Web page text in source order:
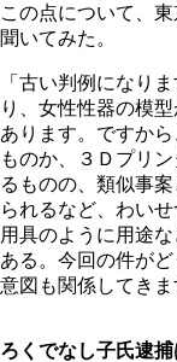
この点について、
聞いてみた。
「古い判例になり
り、女性性器の模
あります。ですか
ものか、３Ｄプリ
るものの、類似事
られるなど、わい
用具のように用途
ある。今回の件が
意図も関係してきま
ろくでなし子氏逮